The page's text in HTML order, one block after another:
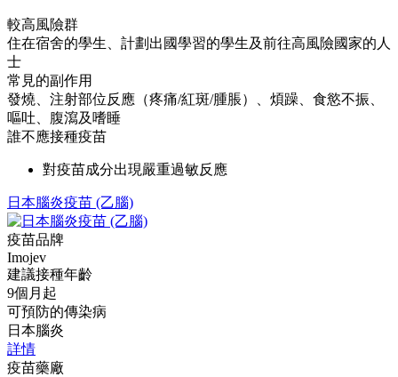
較高風險群
住在宿舍的學生、計劃出國學習的學生及前往高風險國家的人
士
常見的副作用
發燒、注射部位反應（疼痛/紅斑/腫脹）、煩躁、食慾不振、
嘔吐、腹瀉及嗜睡
誰不應接種疫苗
對疫苗成分出現嚴重過敏反應
日本腦炎疫苗 (乙腦)
疫苗品牌
Imojev
建議接種年齡
9個月起
可預防的傳染病
日本腦炎
詳情
疫苗藥廠